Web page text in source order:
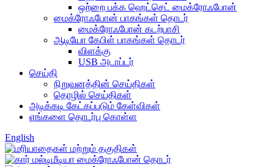
ஒற்றை பக்க ஹெட்செட் மைக்ரோஃபோன்
மைக்ரோஃபோன் பாகங்கள் தொடர்
மைக்ரோஃபோன் கடற்பாசி
ஆடியோ கேபிள் பாகங்கள் தொடர்
விளக்கு
USB அடாப்டர்
செய்தி
நிறுவனத்தின் செய்திகள்
தொழில் செய்திகள்
அடிக்கடி கேட்கப்படும் கேள்விகள்
எங்களை தொடர்பு கொள்ள
English